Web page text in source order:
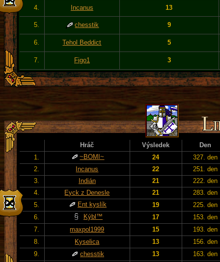
4. Incanus 13
5. chesstik 9
6. Tehol Beddict 5
7. Figo1 3
Hráč Výsledek
Den
1.
~BOMI~ 24
327. den
2.
Incanus 22
251. den
3.
Indián 21
222. den
4.
Eyck z Denesle 21
283. den
5.
Ent kyslík 19
225. den
6.
Kýbl™ 17
153. den
7.
maxpol1999 15
193. den
8.
Kyselica 13
156. den
9.
chesstik 13
163. den